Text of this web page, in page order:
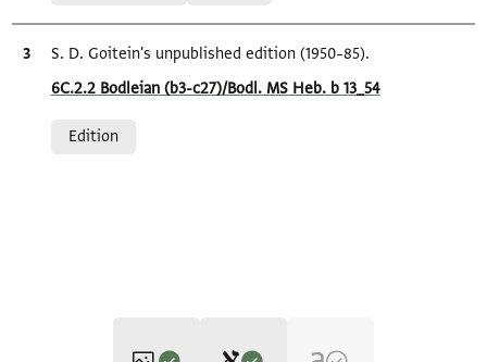
Bibliographic citation
S. D. Goitein's unpublished edition (1950–85).
Location in source
6C.2.2 Bodleian (b3-c27)/Bodl. MS Heb. b 13_54
Edition